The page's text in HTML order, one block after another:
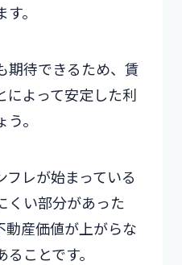
。
期待できるため、賃
によって安定した利
。
レが始まっている
くい部分があった
動産価値が上がらな
ことです。